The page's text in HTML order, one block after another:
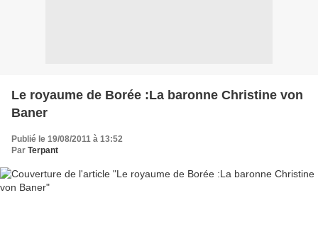
Le royaume de Borée :La baronne Christine von
Baner
Publié le 19/08/2011 à 13:52
Par Terpant